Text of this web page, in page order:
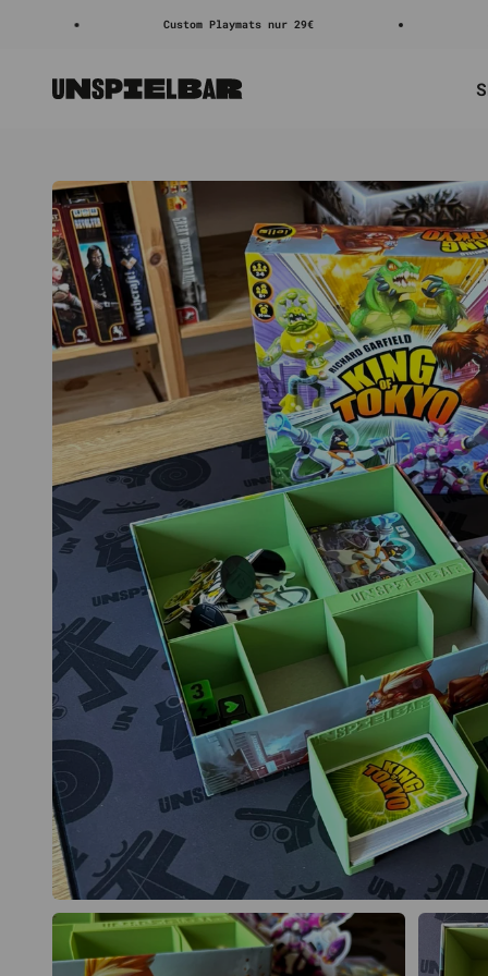
Custom Playmats nur 29€ 4.8/5
Unspielbar